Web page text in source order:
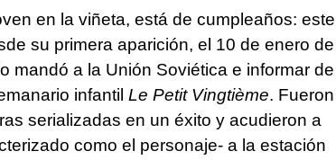
en la viñeta, está de cumpleaños: este
su primera aparición, el 10 de enero de
mandó a la Unión Soviética e informar de
infantil Le Petit Vingtième. Fueron
serializadas en un éxito y acudieron a
como el personaje- a la estación